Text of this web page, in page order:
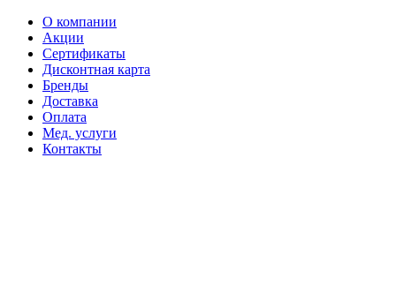
О компании
Акции
Сертификаты
Дисконтная карта
Бренды
Доставка
Оплата
Мед. услуги
Контакты